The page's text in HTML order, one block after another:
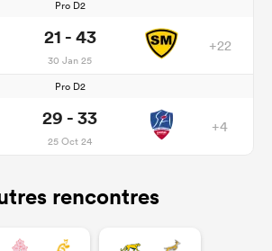
Pro D2
21 - 43
30 Jan 25
+22
Pro D2
29 - 33
25 Oct 24
+4
rencontres